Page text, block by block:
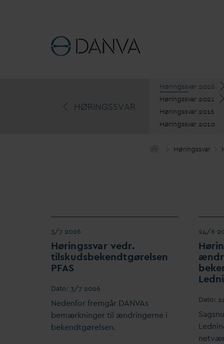
HØRINGSSVAR
Høringssvar 2026
Høringssvar 2021
Høringssvar 2016
Høringssvar 2010
Høringssvar
3/7 2026
Høringssvar vedr.
tilskudsbekendtgørelsen
PFAS
Dato: 3/7 2026
Nedenfor fremgår DANVAs
bemærkninger til ændringerne i
bekendtgørelsen.
24/6
Dato: